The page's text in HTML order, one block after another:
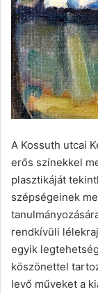
A Kossuth utcai
erős színekkel
plasztikáját
szépségeinek
rendkívüli
egyik
köszönettel
levő műveket a